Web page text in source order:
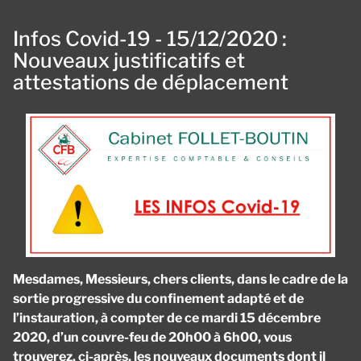
Infos Covid-19 - 15/12/2020 :
Nouveaux justificatifs et
attestations de déplacement
Mesdames, Messieurs, chers clients, dans le cadre de la
sortie progressive du confinement adapté et de
l’instauration, à compter de ce mardi 15 décembre
2020, d’un couvre-feu de 20h00 à 6h00, vous
trouverez, ci-après, les nouveaux documents dont il